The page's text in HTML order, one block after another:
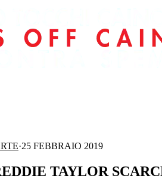
·25 FEBBRAIO 2019
TAYLOR